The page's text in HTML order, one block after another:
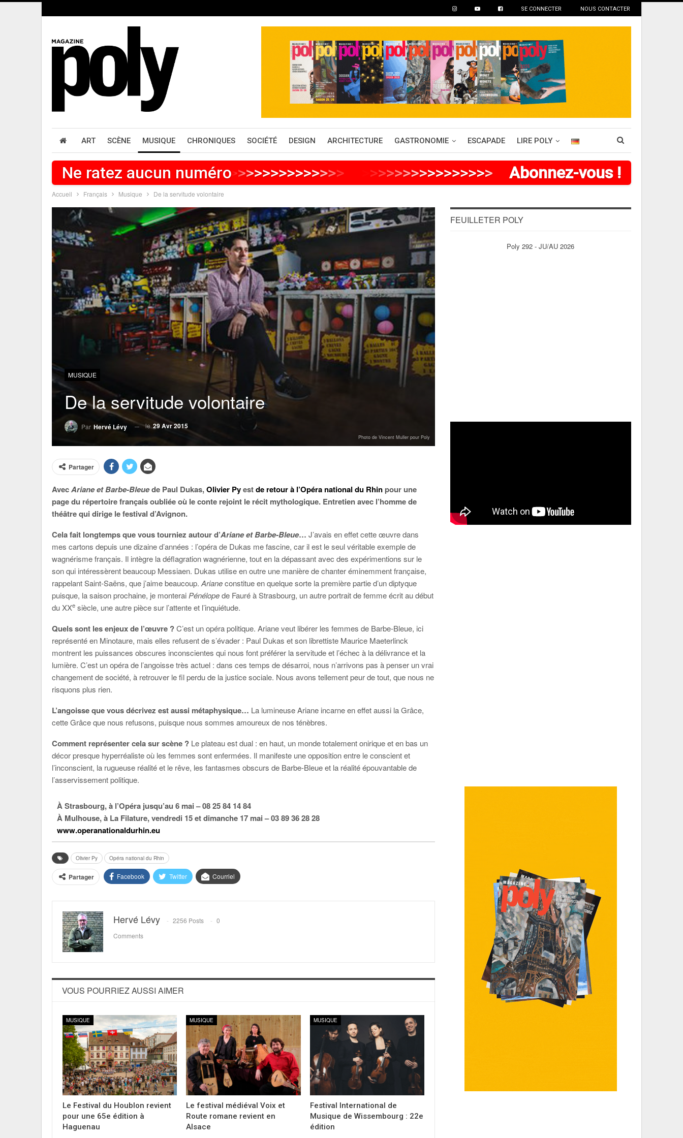
SE CONNECTER NOUS CONTACTER
ART SCÈNE MUSIQUE CHRONIQUES SOCIÉTÉ DESIGN ARCHITECTURE GASTRONOMIE ESCAPADE LIRE POLY
Ne ratez aucun numéro>>>>>>>>>>>>>> >>>>>>> >>>>>>> Abonnez-vous !
Accueil Français Musique De la servitude volontaire
MUSIQUE
De la servitude volontaire
Par Hervé Lévy le 29 Avr 2015
Photo de Vincent Muller pour Poly
Partager
AvecAriane et Barbe-Bleuede Paul Dukas,Olivier Pyestde retour à l’Opéra national du Rhin pour une
page du répertoire français oubliée où le conte rejoint le récit mythologique. Entretien avec l’homme de
théâtre qui dirige le festival d’Avignon.
Cela fait longtemps que vous tourniez autour d’Ariane et Barbe-Bleue… J’avais en effet cette œuvre dans
mes cartons depuis une dizaine d’années : l’opéra de Dukas me fascine, car il est le seul véritable exemple de
wagnérisme français. Il intègre la déflagration wagnérienne, tout en la dépassant avec des expérimentions sur le
son qui intéressèrent beaucoup Messiaen. Dukas utilise en outre une manière de chanter éminemment française,
rappelant Saint-Saëns, que j’aime beaucoup. Arianeconstitue en quelque sorte la première partie d’un diptyque
puisque, la saison prochaine, je monterai Pénélopede Fauré à Strasbourg, un autre portrait de femme écrit au début
du XXe siècle, une autre pièce sur l’attente et l’inquiétude.
Quels sont les enjeux de l’œuvre ?C’est un opéra politique. Ariane veut libérer les femmes de Barbe-Bleue, ici
représenté en Minotaure, mais elles refusent de s’évader : Paul Dukas et son librettiste Maurice Maeterlinck
montrent les puissances obscures inconscientes qui nous font préférer la servitude et l’échec à la délivrance et la
lumière. C’est un opéra de l’angoisse très actuel : dans ces temps de désarroi, nous n’arrivons pas à penser un vrai
changement de société, à retrouver le fil perdu de la justice sociale. Nous avons tellement peur de tout, que nous ne
risquons plus rien.
L’angoisse que vous décrivez est aussi métaphysique… La lumineuse Ariane incarne en effet aussi la Grâce,
cette Grâce que nous refusons, puisque nous sommes amoureux de nos ténèbres.
Comment représenter cela sur scène ? Le plateau est dual : en haut, un monde totalement onirique et en bas un
décor presque hyperréaliste où les femmes sont enfermées. Il manifeste une opposition entre le conscient et
l’inconscient, la rugueuse réalité et le rêve, les fantasmes obscurs de Barbe-Bleue et la réalité épouvantable de
l’asservissement politique.
À Strasbourg, à l’Opéra jusqu’au 6 mai – 08 25 84 14 84
À Mulhouse, à La Filature, vendredi 15 et dimanche 17 mai – 03 89 36 28 28
www.operanationaldurhin.eu
Olivier Py Opéra national du Rhin
Partager Facebook Twitter Courriel
Hervé Lévy 2256 Posts
0
Comments
VOUS POURRIEZ AUSSI AIMER
MUSIQUE
Le Festival du Houblon revient
pour une 65e édition à
Haguenau
MUSIQUE
Le festival médiéval Voix et
Route romane revient en
Alsace
MUSIQUE
Festival International de
Musique de Wissembourg : 22e
édition
FEUILLETER POLY
Poly 292 - JU/AU 2026